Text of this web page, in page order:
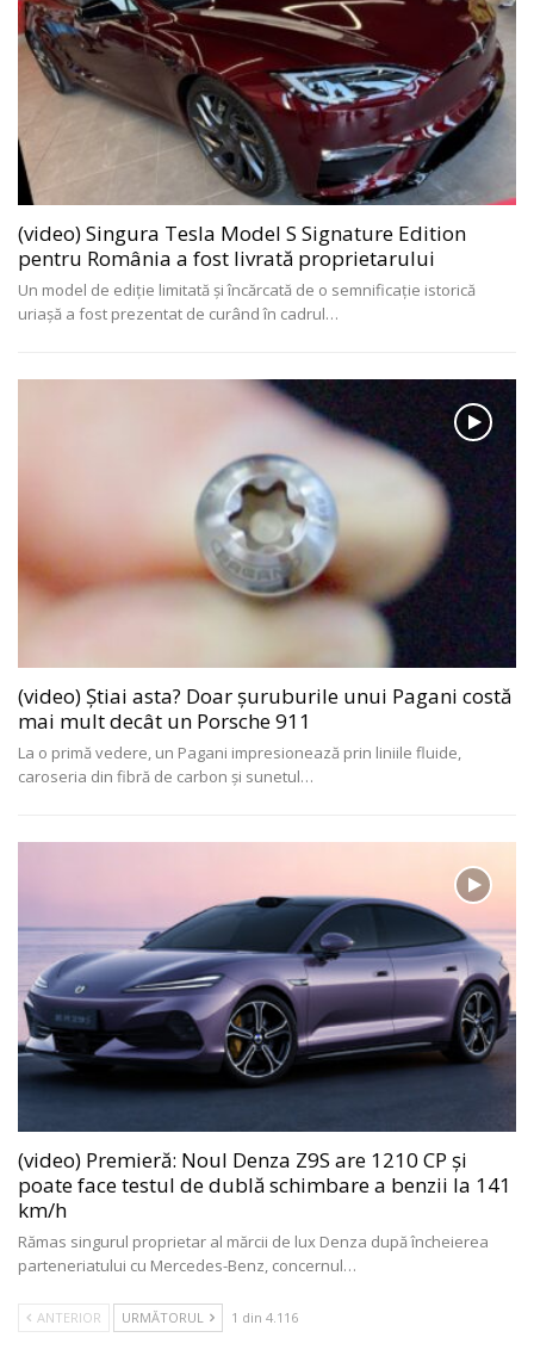
(video) Singura Tesla Model S Signature Edition
pentru România a fost livrată proprietarului
Un model de ediție limitată și încărcată de o semnificație istorică
uriașă a fost prezentat de curând în cadrul…
(video) Știai asta? Doar șuruburile unui Pagani costă
mai mult decât un Porsche 911
La o primă vedere, un Pagani impresionează prin liniile fluide,
caroseria din fibră de carbon și sunetul…
(video) Premieră: Noul Denza Z9S are 1210 CP și
poate face testul de dublă schimbare a benzii la 141
km/h
Rămas singurul proprietar al mărcii de lux Denza după încheierea
parteneriatului cu Mercedes-Benz, concernul…
ANTERIOR URMĂTORUL 1 din 4.116